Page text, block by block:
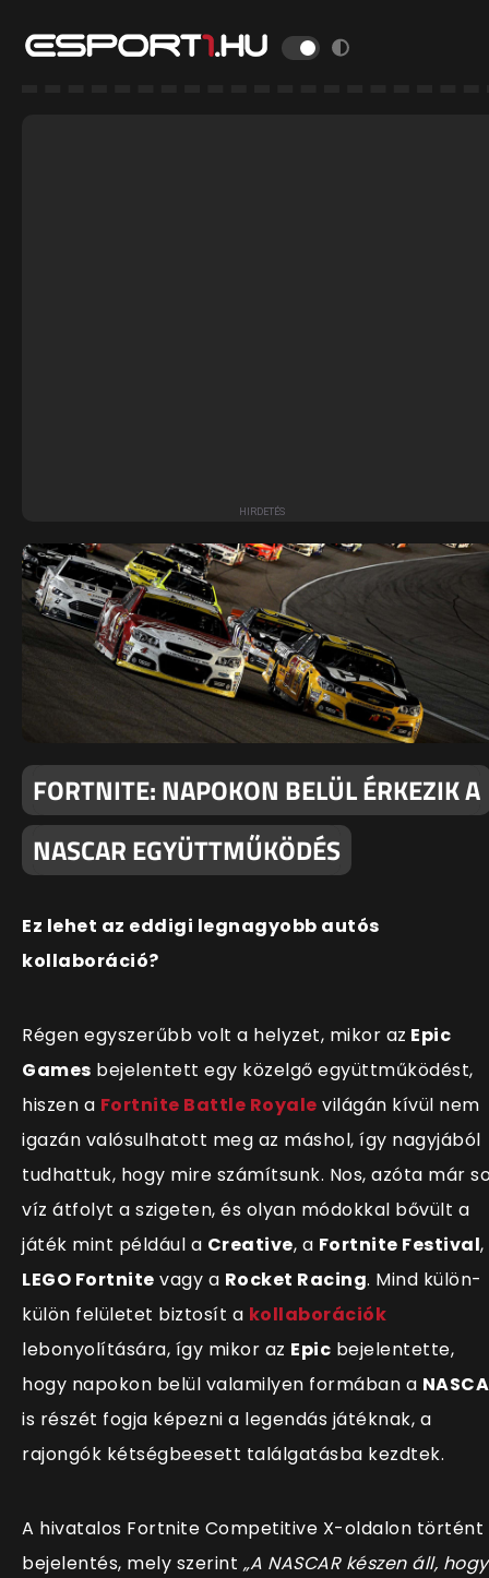
FORTNITE: NAPOKON BELÜL ÉRKEZIK A
NASCAR EGYÜTTMŰKÖDÉS
Ez lehet az eddigi legnagyobb autós
kollaboráció?
Régen egyszerűbb volt a helyzet, mikor az Epic
Games bejelentett egy közelgő együttműködést,
hiszen a Fortnite Battle Royale világán kívül nem
igazán valósulhatott meg az máshol, így nagyjából
tudhattuk, hogy mire számítsunk. Nos, azóta már
víz átfolyt a szigeten, és olyan módokkal bővült a
játék mint például a Creative, a Fortnite Festival
LEGO Fortnite vagy a Rocket Racing. Mind külön-
külön felületet biztosít a kollaborációk
lebonyolítására, így mikor az Epic bejelentette,
hogy napokon belül valamilyen formában a
is részét fogja képezni a legendás játéknak, a
rajongók kétségbeesett találgatásba kezdtek.
A hivatalos Fortnite Competitive X-oldalon történt
bejelentés, mely szerint „A NASCAR készen áll, hogy